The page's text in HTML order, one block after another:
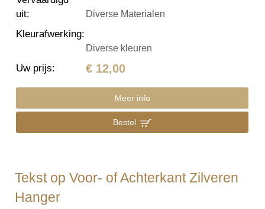
uit: Diverse Materialen
Kleurafwerking:
Diverse kleuren
Uw prijs: € 12,00
Meer info
Bestel
Tekst op Voor- of Achterkant Zilveren
Hanger